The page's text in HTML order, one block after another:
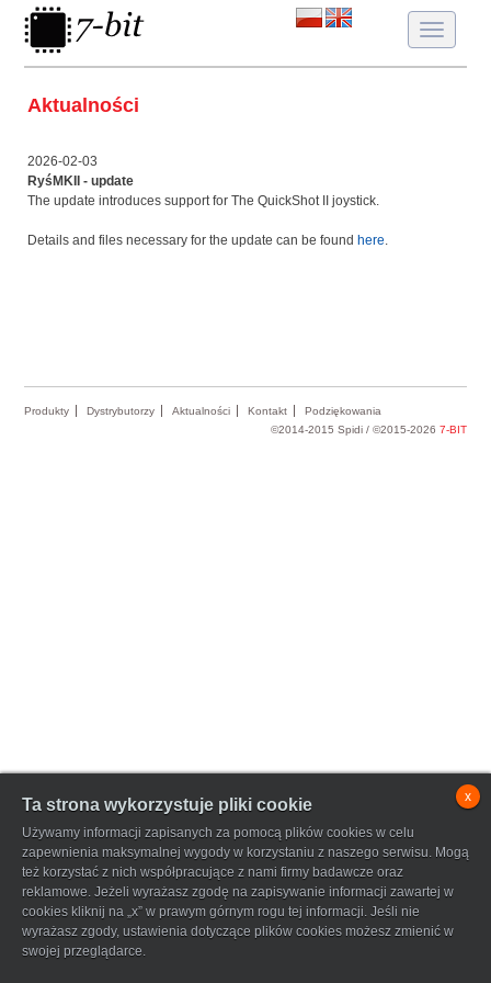
Ta strona wykorzystuje pliki cookie
Używamy informacji zapisanych za pomocą plików cookies w celu
zapewnienia maksymalnej wygody w korzystaniu z naszego serwisu. Mogą
też korzystać z nich współpracujące z nami firmy badawcze oraz
reklamowe. Jeżeli wyrażasz zgodę na zapisywanie informacji zawartej w
cookies kliknij na „x” w prawym górnym rogu tej informacji. Jeśli nie
wyrażasz zgody, ustawienia dotyczące plików cookies możesz zmienić w
swojej przeglądarce.
x
Toggle
Aktualności
2026-02-03
RyśMKII - update
The update introduces support for The QuickShot II joystick.
Details and files necessary for the update can be found here.
Produkty Dystrybutorzy Aktualności Kontakt
Podziękowania
©2014-2015 Spidi / ©2015-2026 7-BIT